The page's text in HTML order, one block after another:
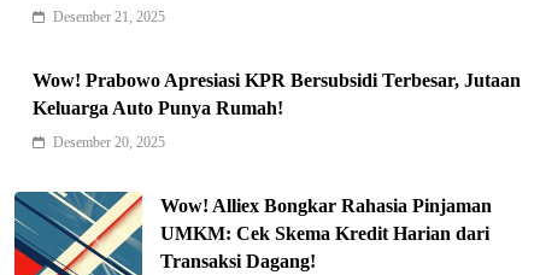
5
Indonesia Siap Gaspol! Jadi Pemain
Kunci Rantai Pasok AI Global
6
Negara G20 di Awal 2026
Editorial
Desember 21, 2025
Wow! Prabowo Apresiasi KPR Bersubsidi Terbesar, Jutaan
Keluarga Auto Punya Rumah!
Desember 20, 2025
Wow! Alliex Bongkar Rahasia Pinjaman
UMKM: Cek Skema Kredit Harian dari
Transaksi Dagang!